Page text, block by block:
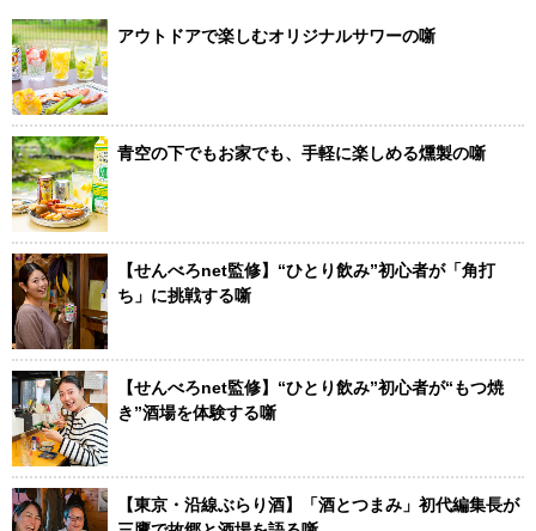
アウトドアで楽しむオリジナルサワーの噺
青空の下でもお家でも、手軽に楽しめる燻製の噺
【せんべろnet監修】“ひとり飲み”初心者が「角打
ち」に挑戦する噺
【せんべろnet監修】“ひとり飲み”初心者が“もつ焼
き”酒場を体験する噺
【東京・沿線ぶらり酒】「酒とつまみ」初代編集長が